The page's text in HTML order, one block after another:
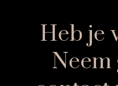
Heb je
Neem